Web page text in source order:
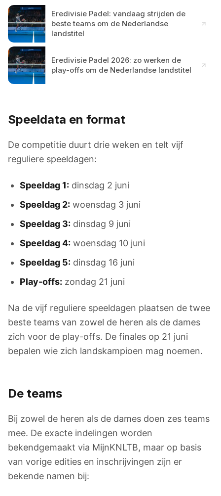
Eredivisie Padel: vandaag strijden de
beste teams om de Nederlandse
landstitel
Eredivisie Padel 2026: zo werken de
play-offs om de Nederlandse landstitel
Speeldata en format
De competitie duurt drie weken en telt vijf
reguliere speeldagen:
Speeldag 1: dinsdag 2 juni
Speeldag 2: woensdag 3 juni
Speeldag 3: dinsdag 9 juni
Speeldag 4: woensdag 10 juni
Speeldag 5: dinsdag 16 juni
Play-offs: zondag 21 juni
Na de vijf reguliere speeldagen plaatsen de twee
beste teams van zowel de heren als de dames
zich voor de play-offs. De finales op 21 juni
bepalen wie zich landskampioen mag noemen.
De teams
Bij zowel de heren als de dames doen zes teams
mee. De exacte indelingen worden
bekendgemaakt via MijnKNLTB, maar op basis
van vorige edities en inschrijvingen zijn er
bekende namen bij: